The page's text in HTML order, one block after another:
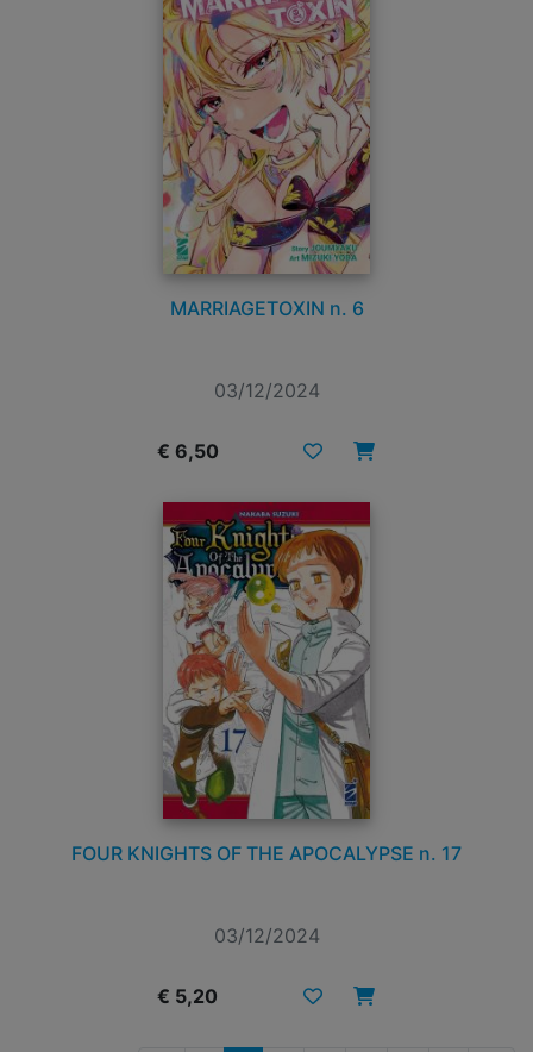
MARRIAGETOXIN n. 6
03/12/2024
€ 6,50
FOUR KNIGHTS OF THE APOCALYPSE n. 17
03/12/2024
€ 5,20